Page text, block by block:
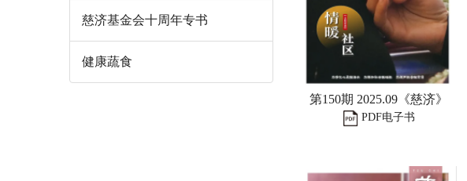
慈济基金会十周年专书
健康蔬食
第150期 2025.09《慈济》
PDF电子书